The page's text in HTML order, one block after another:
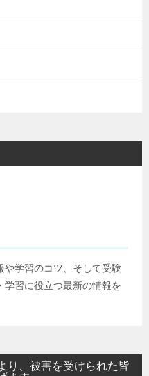
や学習のコツ、そして受験
学習に役立つ最新の情報を
り、被害を受けられた皆